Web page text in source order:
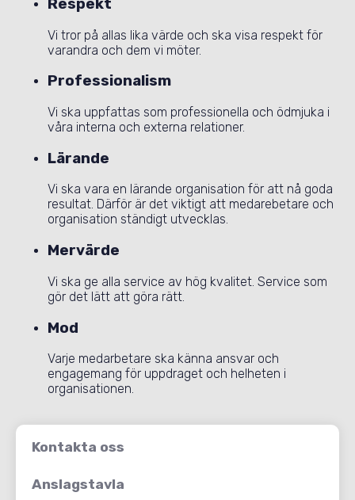
Kontakta oss
Anslagstavla
Respekt
Vi tror på allas lika värde och ska visa respekt för
varandra och dem vi möter.
Professionalism
Vi ska uppfattas som professionella och ödmjuka i
våra interna och externa relationer.
Lärande
Vi ska vara en lärande organisation för att nå goda
resultat. Därför är det viktigt att medarebetare och
organisation ständigt utvecklas.
Mervärde
Vi ska ge alla service av hög kvalitet. Service som
gör det lätt att göra rätt.
Mod
Varje medarbetare ska känna ansvar och
engagemang för uppdraget och helheten i
organisationen.